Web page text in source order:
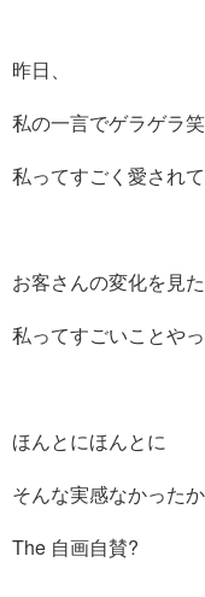
昨日、
私の一言でゲラゲラ
私ってすごく愛され
お客さんの変化を見
私ってすごいことや
ほんとにほんとに
そんな実感なかったか
The 自画自賛?